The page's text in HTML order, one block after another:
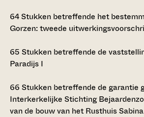
64Stukken betreffende het
Gorzen: tweede
65 Stukken betreffende de
Paradijs I
66 Stukken betreffende de garantie
Interkerkelijke Stichting
van de bouw van het Rusthuis Sabina